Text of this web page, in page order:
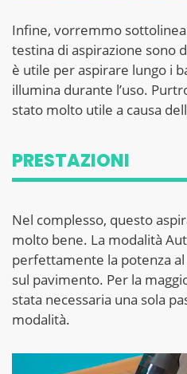
Infine, vorremmo
testina di aspirazione sono
è utile per aspirare lungo i
illumina durante l’uso.
stato molto utile a causa
PRESTAZIONI
Nel complesso, questo
molto bene. La modalità
perfettamente la potenza
sul pavimento. Per la
stata necessaria una sola
modalità.